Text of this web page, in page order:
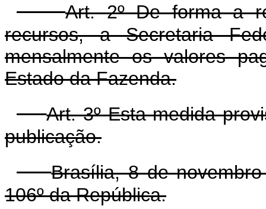
Art. 2º De forma a
recursos, a Secretaria
mensalmente os valores
Estado da Fazenda.
Art. 3º Esta medida
publicação.
Brasília, 8 de
106º da República.